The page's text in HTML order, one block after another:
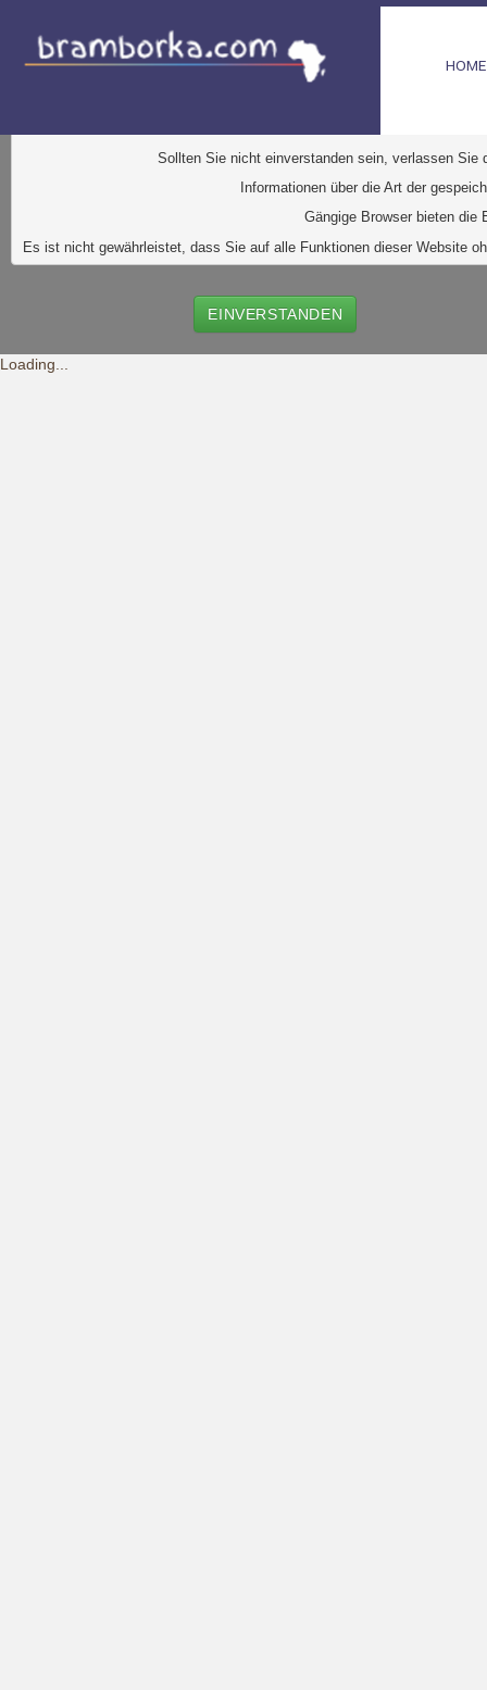
Diese Website verwendet Cookies. Dabei handelt es
Sollten Sie nicht einverstanden sein, verlassen
Informationen über die Art der
Gängige Browser bieten
Es ist nicht gewährleistet, dass Sie auf alle Funktionen dieser Website
EINVERSTANDEN
Loading...
HOME